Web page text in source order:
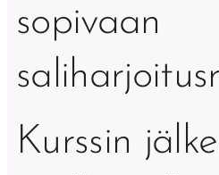
sopivaan
Kurssin